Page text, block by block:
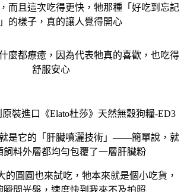
而且這次吃得更快，牠那種「好吃到忘記
的樣子，真的讓人覺得開心
麼都療癒，因為代表牠真的喜歡，也吃得
舒服安心
是它的「肝臟噴灑技術」——簡單說，就
飼料外層都均勻包覆了一層肝臟粉
的圓圓也來試吃，牠本來就是個小吃貨，
瞬間光盤，速度快到我來不及拍照